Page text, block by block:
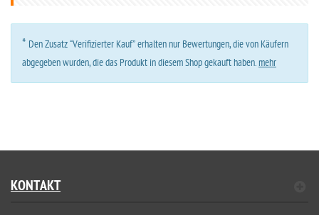
* Den Zusatz “Verifizierter Kauf” erhalten nur Bewertungen, die von Käufern
abgegeben wurden, die das Produkt in diesem Shop gekauft haben.mehr
KONTAKT